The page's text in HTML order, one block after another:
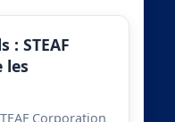
STEAF
les
Corporation